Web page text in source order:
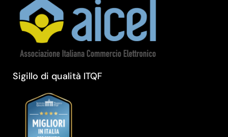
Sigillo di qualità ITQF